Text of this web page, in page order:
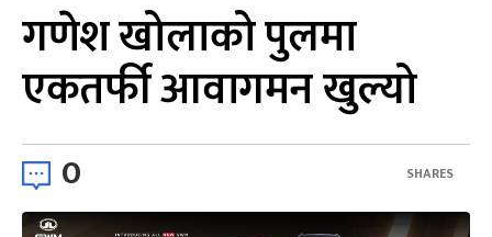
गणेश खोलाको पुलमा
एकतर्फी आवागमन खुल्यो
0 SHARES